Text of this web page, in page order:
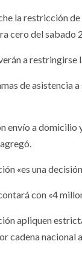
la restricción
cero del sabado
a
de asistencia
envío a
«es una
con «4
apliquen
cadena